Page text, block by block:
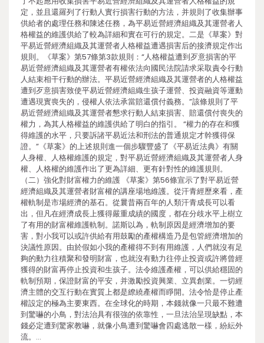
定，並且還羅列了行動人實行損害行動的方法，并規則了收集辦事
供給者的處理任務和陳述任務，為平易近營經濟組織及其運營者人
格權益的維護供給了較為詳細和實在可行的規定。二是《草案》對
平易近營經濟組織及其運營者人格權益遭遇損害后的接濟規定作出
規則。《草案》第57條第3款規則：“人格權益遭到歹意損害的平
易近營經濟組織及其運營者有權依法向國民法院請求采取責令行動
人結束相干行動的辦法。平易近營經濟組織及其運營者的人格權益
遭到歹意損害致使平易近營經濟組織生孩子運營、投資融資等運動
遭遇現實喪失的，侵權人依法承當賠還償付義務。”該條規則了平
易近營經濟組織及其運營者懇求行動人結束損害、賠還償付喪失的
權力，為其人格權益的維護供給了明白的指引。 “權力的存在和獲
得維護的水平，只要訴諸平易近法和刑法的普通規定才幹獲得保
證。”《草案》的上述規則進一個步驟豐盛了《平易近法典》有關
人身權、人格權維護的規定，對平易近營經濟組織及其運營者人身
權、人格權的維護作出了更為詳細、更有針對性的維護規則。
（二）強化對財富權力的維護 《草案》第56條宣示了對平易近營
經濟組織及其運營者財富權的講座場地維護。從汗青經歷來看，產
權軌制是市場經濟的基石。從曩昔兩百年的人類汗青成長可以看
出，但凡在經濟成長上獲得嚴重成績的國度，都在分歧水平上樹立
了有用的財富權維護軌制。諾斯以為，軌制原因是經濟增加的要
害，對小我可以或許供給有用鼓勵的產權構造乃是包管經濟增加的
決議性原因。由於假如小我的產權得不到有用維護，人們就沒有足
夠的動力往積聚和發明財富，也就沒有動力往停止投資或許將曾經
獲得的財富再停止投資和生孩子。法令維護產權，可以供給穩固的
軌制預期，保證財富的平安，并激勵投資興業、立異創業。一切經
濟主體的交互行動在實質上都是繚繞產權而睜開。法令恰是停止產
權設定的極為主要東西。在全球化的時期，本錢就像一只最不難遭
到驚嚇的小鳥，對法治具有很強的依靠性，一旦法治呈現缺點，本
錢必定遭到驚家教嚇，就像小鳥遭到驚嚇會四處逃散一樣，紛紜外
流。…